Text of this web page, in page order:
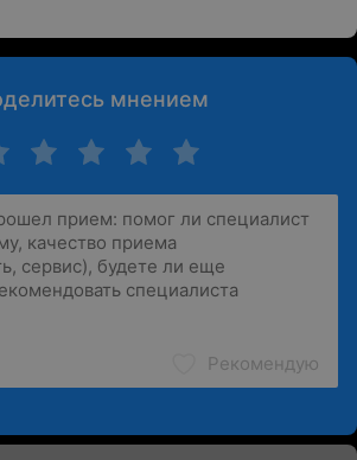
мнением
Рекомендую